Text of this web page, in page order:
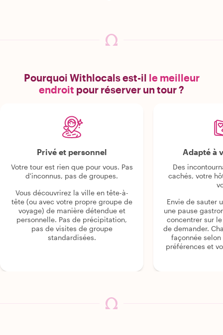
Pourquoi Withlocals est-il le meilleur
endroit pour réserver un tour ?
Privé et personnel
Votre tour est rien que pour vous. Pas
d'inconnus, pas de groupes.
Vous découvrirez la ville en tête-à-
tête (ou avec votre propre groupe de
voyage) de manière détendue et
personnelle. Pas de précipitation,
pas de visites de groupe
standardisées.
Adapté à
Des
cachés, votre
Envie de sauter
une pause
concentrer sur
de demander.
façonnée
préférences et